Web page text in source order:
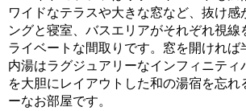
u
s
ワイドなテラスや大きな窓など、抜け
ングと寝室、バスエリアがそれぞれ視
ライベートな間取りです。窓を開ければ
内湯はラグジュアリーなインフィニティ
を大胆にレイアウトした和の湯宿を忘れ
ーなお部屋です。